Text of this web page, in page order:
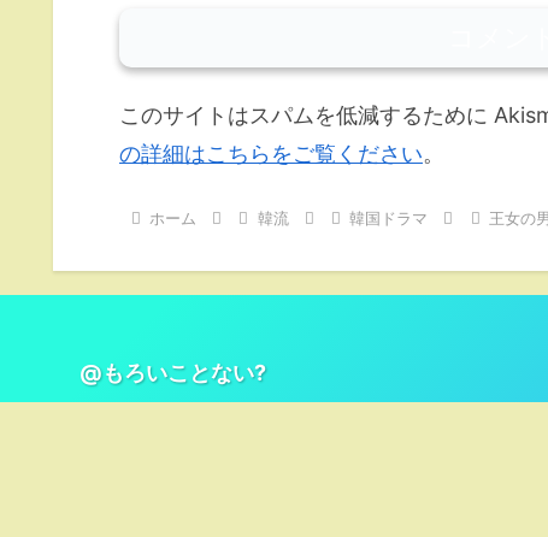
このサイトはスパムを低減するために
の詳細はこちらをご覧ください。
ホーム 韓流 韓国ドラマ 王女の男
@もろいことない?